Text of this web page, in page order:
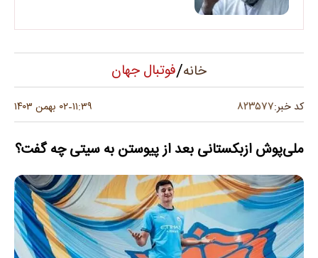
خانه/فوتبال جهان
کد خبر:۸۲۳۵۷۷ ۱۱:۳۹-۰۲ بهمن ۱۴۰۳
ملی‌پوش ازبکستانی بعد از پیوستن به سیتی چه گفت؟